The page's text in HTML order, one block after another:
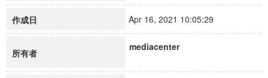
作成日 Apr 16, 2021 10:05:29
所有者
mediacenter